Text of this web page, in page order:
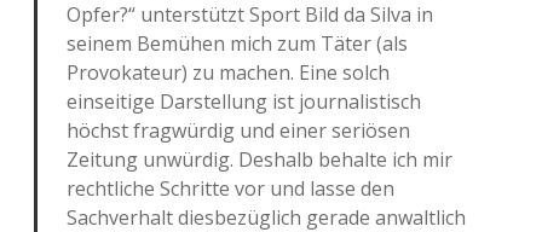
Opfer?“ unterstützt Sport Bild da Silva in
seinem Bemühen mich zum Täter (als
Provokateur) zu machen. Eine solch
einseitige Darstellung ist journalistisch
höchst fragwürdig und einer seriösen
Zeitung unwürdig. Deshalb behalte ich mir
rechtliche Schritte vor und lasse den
Sachverhalt diesbezüglich gerade anwaltlich